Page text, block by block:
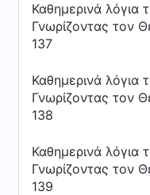
Καθημερινά λόγια
Γνωρίζοντας τον
137
Καθημερινά λόγια
Γνωρίζοντας τον
138
Καθημερινά λόγια
Γνωρίζοντας τον
139